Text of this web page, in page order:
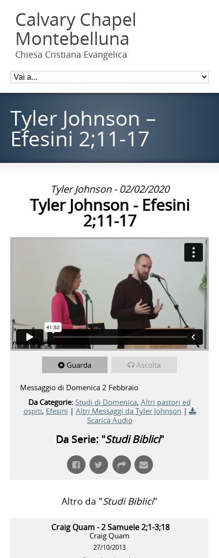
Calvary Chapel
Montebelluna
Chiesa Cristiana Evangelica
Tyler Johnson –
Efesini 2;11-17
Tyler Johnson - 02/02/2020
Tyler Johnson - Efesini
2;11-17
Guarda Ascolta
Messaggio di Domenica 2 Febbraio
Da Categorie: Studi di Domenica, Altri pastori ed
ospiti, Efesini | Altri Messaggi da Tyler Johnson |
Scarica Audio
Da Serie: "Studi Biblici"
Altro da "Studi Biblici"
Craig Quam - 2 Samuele 2;1-3;18
Craig Quam
27/10/2013